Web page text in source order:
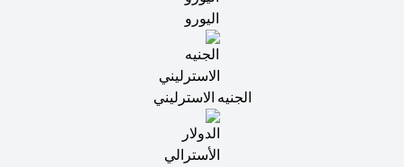
اليورو
الجنيه الاسترليني